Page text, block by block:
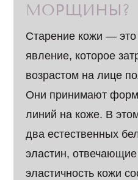
МОРЩИНЫ?
Старение кожи — это
явление, которое
возрастом на лице
Они принимают
линий на коже. В
два естественных
эластин, отвечающие
эластичность кожи